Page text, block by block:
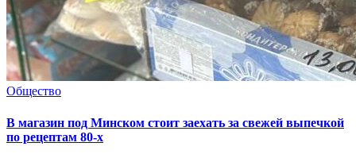
Общество
В магазин под Минском стоит заехать за свежей выпечкой
по рецептам 80-х